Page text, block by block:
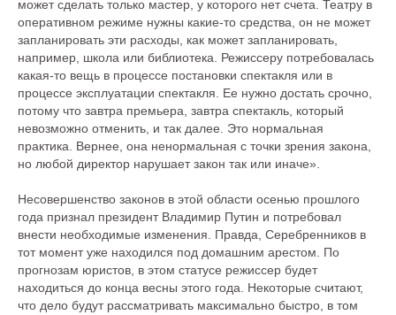
может сделать только мастер, у которого нет счета. Театру в
оперативном режиме нужны какие-то средства, он не может
запланировать эти расходы, как может запланировать,
например, школа или библиотека. Режиссеру потребовалась
какая-то вещь в процессе постановки спектакля или в
процессе эксплуатации спектакля. Ее нужно достать срочно,
потому что завтра премьера, завтра спектакль, который
невозможно отменить, и так далее. Это нормальная
практика. Вернее, она ненормальная с точки зрения закона,
но любой директор нарушает закон так или иначе».
Несовершенство законов в этой области осенью прошлого
года признал президент Владимир Путин и потребовал
внести необходимые изменения. Правда, Серебренников в
тот момент уже находился под домашним арестом. По
прогнозам юристов, в этом статусе режиссер будет
находиться до конца весны этого года. Некоторые считают,
что дело будут рассматривать максимально быстро, в том
Услуги
О Бюро
Опыт Контакты